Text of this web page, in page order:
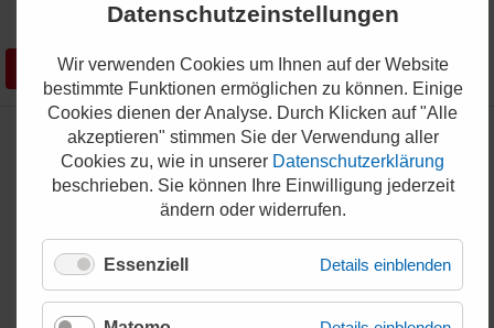
Datenschutzeinstellungen
Wir verwenden Cookies um Ihnen auf der Website
bestimmte Funktionen ermöglichen zu können. Einige
Cookies dienen der Analyse. Durch Klicken auf "Alle
akzeptieren" stimmen Sie der Verwendung aller
Cookies zu, wie in unserer Datenschutzerklärung
beschrieben. Sie können Ihre Einwilligung jederzeit
ändern oder widerrufen.
Essenziell Details einblenden
SHOP Suchen
HanseLifter, eine Marke als
starkes Versprechen
Slogan.
Hinter der Marke HanseLifter, in dem Industriesektor
Gabelstapler, Hochhubwagen, Hubtische,